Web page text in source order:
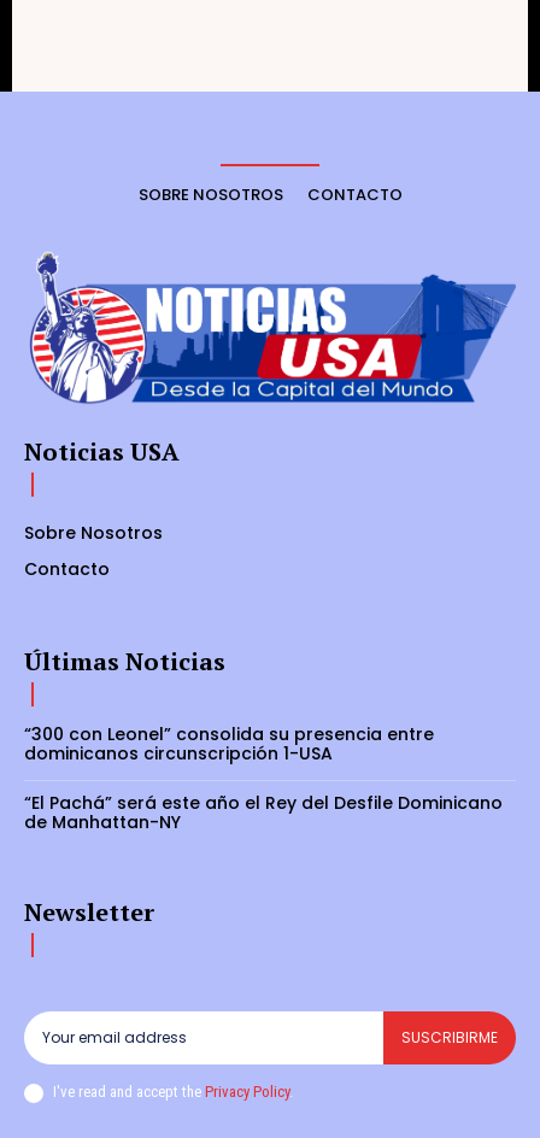
SOBRE NOSOTROS CONTACTO
Noticias USA
Sobre Nosotros
Contacto
Últimas Noticias
“300 con Leonel” consolida su presencia entre
dominicanos circunscripción 1-USA
“El Pachá” será este año el Rey del Desfile Dominicano
de Manhattan-NY
Newsletter
SUSCRIBIRME
I've read and accept the Privacy Policy.